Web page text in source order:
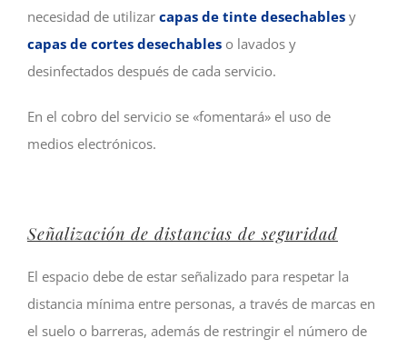
necesidad de utilizar capas de tinte desechables y
capas de cortes desechables o lavados y
desinfectados después de cada servicio.
En el cobro del servicio se «fomentará» el uso de
medios electrónicos.
Señalización de distancias de seguridad
El espacio debe de estar señalizado para respetar la
distancia mínima entre personas, a través de marcas en
el suelo o barreras, además de restringir el número de